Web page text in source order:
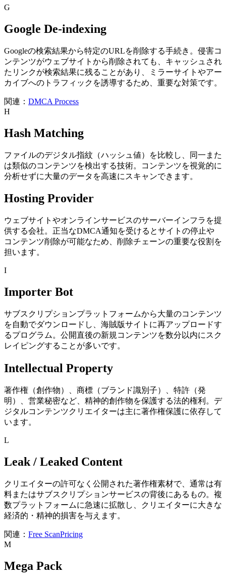
G
Google De-indexing
Googleの検索結果から特定のURLを削除する手続き。侵害コ
ンテンツがウェブサイトから削除されても、キャッシュされ
たリンクが検索結果に残ることがあり、ミラーサイトやアー
カイブへのトラフィックを誘導するため、重要な対策です。
関連： DMCA Process
H
Hash Matching
ファイルのデジタル指紋（ハッシュ値）を比較し、同一また
は類似のコンテンツを検出する技術。コンテンツを視覚的に
分析せずに大量のデータを高速にスキャンできます。
Hosting Provider
ウェブサイトやオンラインサービスのサーバーインフラを提
供する会社。正当なDMCA通知を受けるとサイトの停止や
コンテンツ削除が可能なため、削除チェーンの重要な役割を
担います。
I
Importer Bot
サブスクリプションプラットフォームから大量のコンテンツ
を自動でダウンロードし、海賊版サイトに再アップロードす
るプログラム。公開直後の新規コンテンツを数分以内にスク
レイピングすることが多いです。
Intellectual Property
著作権（創作物）、商標（ブランド識別子）、特許（発
明）、営業秘密など、精神的創作物を保護する法的権利。デ
ジタルコンテンツクリエイターは主に著作権保護に依存して
います。
L
Leak / Leaked Content
クリエイターの許可なく公開された著作権素材で、通常は有
料またはサブスクリプションサービスの背後にあるもの。複
数プラットフォームに急速に拡散し、クリエイターに大きな
経済的・精神的損害を与えます。
関連： Free ScanPricing
M
Mega Pack